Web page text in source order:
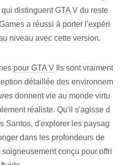
distinguent GTA V du reste
a réussi à porter l'expéri
niveau avec cette version.
pour GTA V Ils sont vraiment
détaillée des environnem
donnent vie au monde virtu
réaliste. Qu'il s'agisse d
Santos, d'explorer les paysag
dans les profondeurs de
conçu pour offri